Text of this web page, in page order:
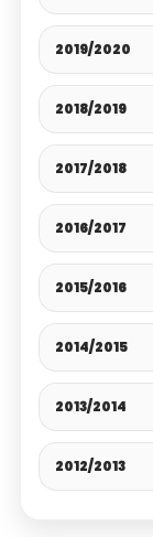
2019/2020
2018/2019
2017/2018
2016/2017
2015/2016
2014/2015
2013/2014
2012/2013